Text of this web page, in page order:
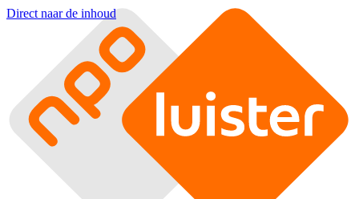
Direct naar de inhoud